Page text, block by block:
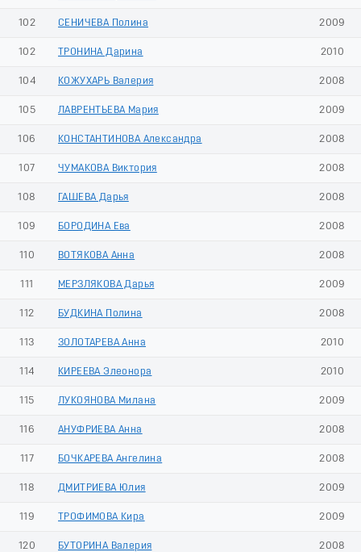
102 СЕНИЧЕВА Полина 2009
102 ТРОНИНА Дарина 2010
104 КОЖУХАРЬ Валерия 2008
105 ЛАВРЕНТЬЕВА Мария 2009
106 КОНСТАНТИНОВА Александра 2008
107 ЧУМАКОВА Виктория 2008
108 ГАШЕВА Дарья 2008
109 БОРОДИНА Ева 2008
110 ВОТЯКОВА Анна 2008
111 МЕРЗЛЯКОВА Дарья 2009
112 БУДКИНА Полина 2008
113 ЗОЛОТАРЕВА Анна 2010
114 КИРЕЕВА Элеонора 2010
115 ЛУКОЯНОВА Милана 2009
116 АНУФРИЕВА Анна 2008
117 БОЧКАРЕВА Ангелина 2008
118 ДМИТРИЕВА Юлия 2009
119 ТРОФИМОВА Кира 2009
120 БУТОРИНА Валерия 2008